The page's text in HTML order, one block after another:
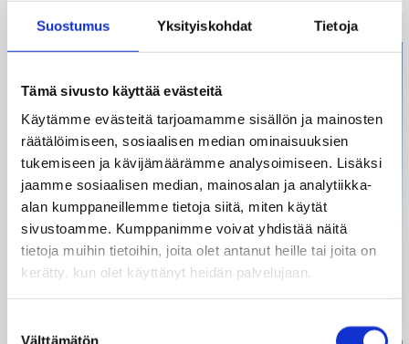
Suostumus Yksityiskohdat Tietoja
Tämä sivusto käyttää evästeitä
Käytämme evästeitä tarjoamamme sisällön ja mainosten
räätälöimiseen, sosiaalisen median ominaisuuksien
tukemiseen ja kävijämäärämme analysoimiseen. Lisäksi
jaamme sosiaalisen median, mainosalan ja analytiikka-
alan kumppaneillemme tietoja siitä, miten käytät
sivustoamme. Kumppanimme voivat yhdistää näitä
tietoja muihin tietoihin, joita olet antanut heille tai joita on
kerätty, kun olet käyttänyt heidän palvelujaan.
Välttämätön